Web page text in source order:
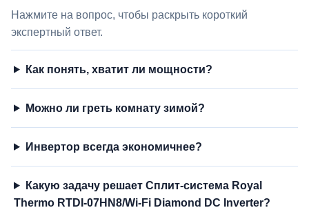
Нажмите на вопрос, чтобы раскрыть короткий
экспертный ответ.
Как понять, хватит ли мощности?
Можно ли греть комнату зимой?
Инвертор всегда экономичнее?
Какую задачу решает Сплит-система Royal
Thermo RTDI-07HN8/Wi-Fi Diamond DC Inverter?